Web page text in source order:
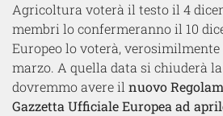
Agricoltura voterà il testo il 4
membri lo confermeranno il 10
Europeo lo voterà, verosimilmente
marzo. A quella data si chiuderà
dovremmo avere il nuovo
Gazzetta Ufficiale Europea ad